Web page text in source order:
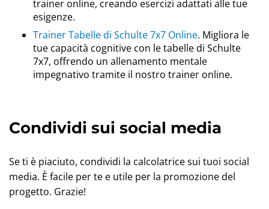
trainer online, creando esercizi adattati alle tue
esigenze.
Trainer Tabelle di Schulte 7x7 Online. Migliora le
tue capacità cognitive con le tabelle di Schulte
7x7, offrendo un allenamento mentale
impegnativo tramite il nostro trainer online.
Condividi sui social media
Se ti è piaciuto, condividi la calcolatrice sui tuoi social
media. È facile per te e utile per la promozione del
progetto. Grazie!